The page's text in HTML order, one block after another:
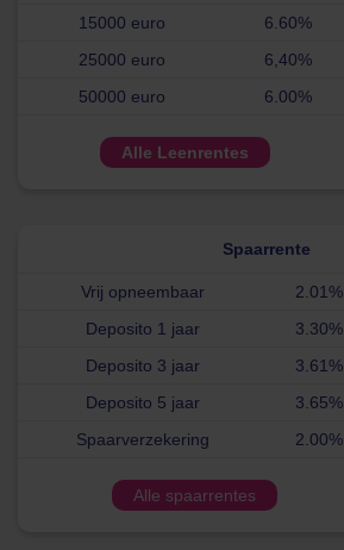
15000 euro
6.60%
25000 euro
6,40%
50000 euro
6.00%
Alle Leenrentes
Spaarrente
Vrij opneembaar 2.01%
Deposito 1 jaar
3.30%
Deposito 3 jaar
3.61%
Deposito 5 jaar
3.65%
Spaarverzekering
2.00%
Alle spaarrentes